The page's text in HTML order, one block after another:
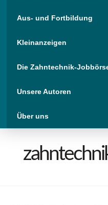
Aus- und Fortbildung
Kleinanzeigen
Die Zahntechnik-
Unsere Autoren
Über uns